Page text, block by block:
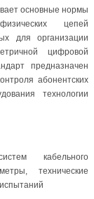
основные нормы
цепей
для организации
цифровой
предназначен
абонентских
технологии
кабельного
технические